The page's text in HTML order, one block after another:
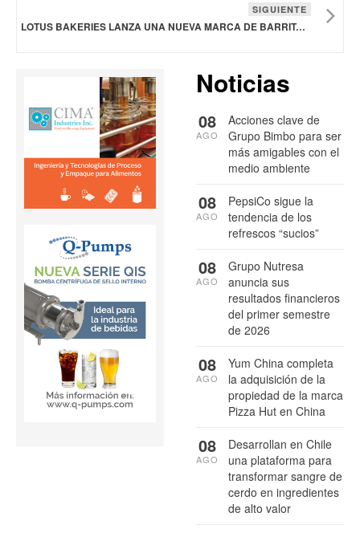
SIGUIENTE
LOTUS BAKERIES LANZA UNA NUEVA MARCA DE BARRITAS DE AVENA CON PROTEÍNA VEGETAL
Noticias
Acciones clave de
Grupo Bimbo para ser
más amigables con el
medio ambiente
08
AGO
PepsiCo sigue la
tendencia de los
refrescos “sucios”
08
AGO
Grupo Nutresa
anuncia sus
resultados financieros
del primer semestre
de 2026
08
AGO
Yum China completa
la adquisición de la
propiedad de la marca
Pizza Hut en China
08
AGO
Desarrollan en Chile
una plataforma para
transformar sangre de
cerdo en ingredientes
de alto valor
08
AGO